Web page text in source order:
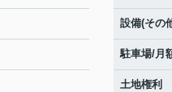
設備(その
駐車場/月
土地権利